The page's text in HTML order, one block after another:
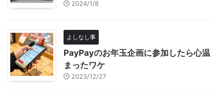
2024/1/8
よしなし事
PayPayのお年玉企画に参加したら心温
まったワケ
2023/12/27